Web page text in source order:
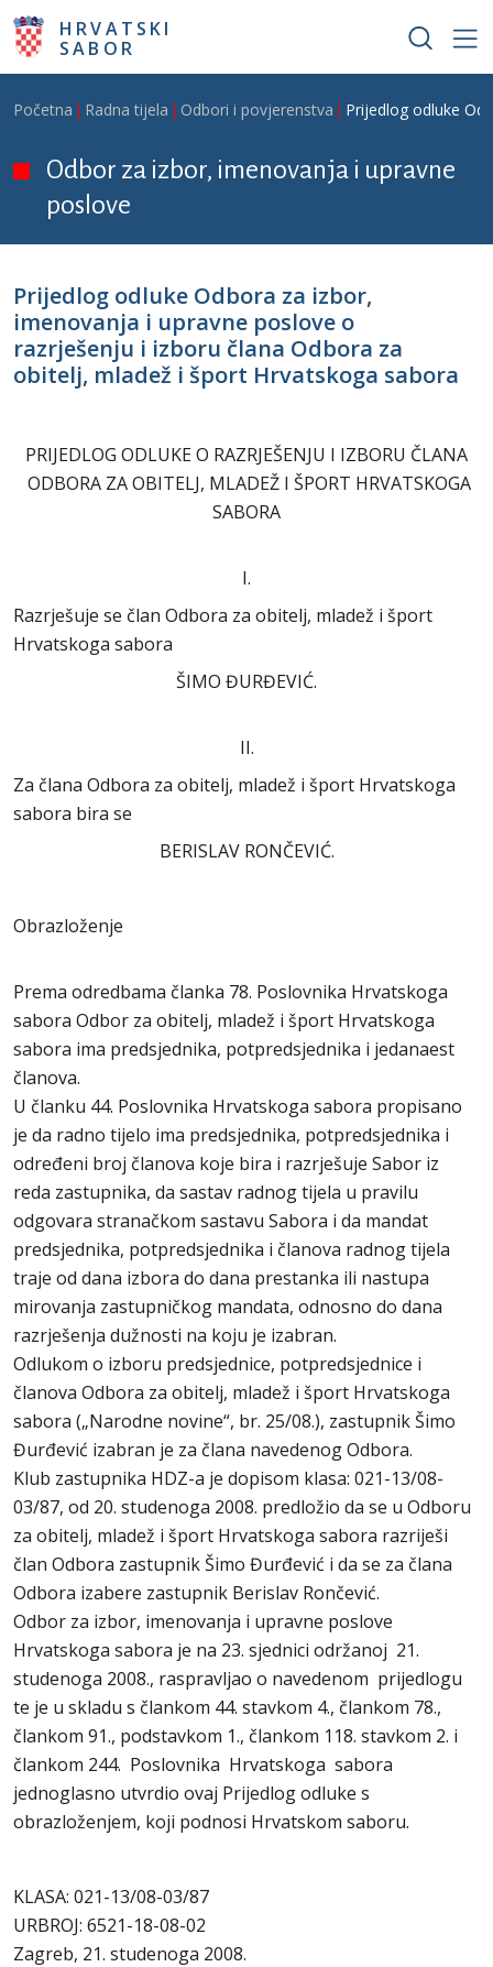
Skoči na glavni sadržaj
HRVATSKI
SABOR
Breadcrumb
Početna Radna tijela Odbori i povjerenstva Prijedlog odluke
Odbor za izbor, imenovanja i upravne
poslove
Prijedlog odluke Odbora za izbor,
imenovanja i upravne poslove o
razrješenju i izboru člana Odbora za
obitelj, mladež i šport Hrvatskoga sabora
PRIJEDLOG ODLUKE O RAZRJEŠENJU I IZBORU ČLANA
ODBORA ZA OBITELJ, MLADEŽ I ŠPORT HRVATSKOGA
SABORA
I.
Razrješuje se član Odbora za obitelj, mladež i šport
Hrvatskoga sabora
ŠIMO ĐURĐEVIĆ.
II.
Za člana Odbora za obitelj, mladež i šport Hrvatskoga
sabora bira se
BERISLAV RONČEVIĆ.
Obrazloženje
Prema odredbama članka 78. Poslovnika Hrvatskoga
sabora Odbor za obitelj, mladež i šport Hrvatskoga
sabora ima predsjednika, potpredsjednika i jedanaest
članova.
U članku 44. Poslovnika Hrvatskoga sabora propisano
je da radno tijelo ima predsjednika, potpredsjednika i
određeni broj članova koje bira i razrješuje Sabor iz
reda zastupnika, da sastav radnog tijela u pravilu
odgovara stranačkom sastavu Sabora i da mandat
predsjednika, potpredsjednika i članova radnog tijela
traje od dana izbora do dana prestanka ili nastupa
mirovanja zastupničkog mandata, odnosno do dana
razrješenja dužnosti na koju je izabran.
Odlukom o izboru predsjednice, potpredsjednice i
članova Odbora za obitelj, mladež i šport Hrvatskoga
sabora („Narodne novine“, br. 25/08.), zastupnik Šimo
Đurđević izabran je za člana navedenog Odbora.
Klub zastupnika HDZ-a je dopisom klasa: 021-13/08-
03/87, od 20. studenoga 2008. predložio da se u Odboru
za obitelj, mladež i šport Hrvatskoga sabora razriješi
član Odbora zastupnik Šimo Đurđević i da se za člana
Odbora izabere zastupnik Berislav Rončević.
Odbor za izbor, imenovanja i upravne poslove
Hrvatskoga sabora je na 23. sjednici održanoj 21.
studenoga 2008., raspravljao o navedenom prijedlogu
te je u skladu s člankom 44. stavkom 4., člankom 78.,
člankom 91., podstavkom 1., člankom 118. stavkom 2. i
člankom 244. Poslovnika Hrvatskoga sabora
jednoglasno utvrdio ovaj Prijedlog odluke s
obrazloženjem, koji podnosi Hrvatskom saboru.
KLASA: 021-13/08-03/87
URBROJ: 6521-18-08-02
Zagreb, 21. studenoga 2008.